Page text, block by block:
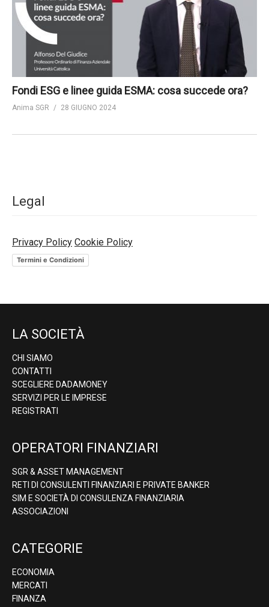
Fondi ESG e linee guida ESMA: cosa succede ora?
Anima SGR 28 GIUGNO 2024
Legal
Privacy Policy Cookie Policy
Termini e Condizioni
LA SOCIETÀ
CHI SIAMO
CONTATTI
SCEGLIERE DADAMONEY
SERVIZI PER LE IMPRESE
REGISTRATI
OPERATORI FINANZIARI
SGR & ASSET MANAGEMENT
RETI DI CONSULENTI FINANZIARI E PRIVATE BANKER
SIM E SOCIETÀ DI CONSULENZA FINANZIARIA
ASSOCIAZIONI
CATEGORIE
ECONOMIA
MERCATI
FINANZA